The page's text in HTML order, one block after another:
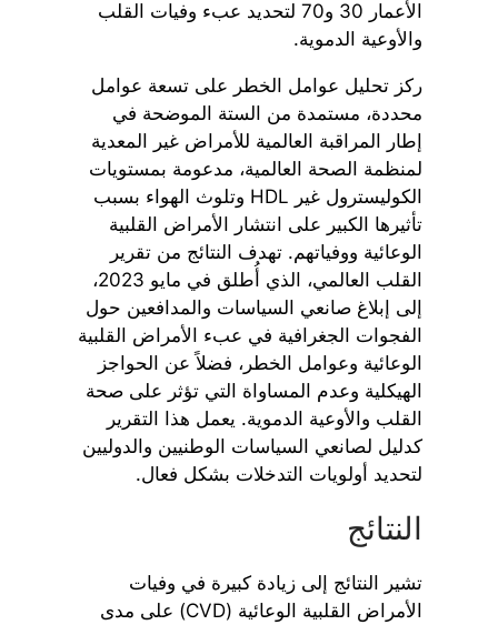
الأعمار 30 و70 لتحديد عبء وفيات القلب
والأوعية الدموية.
ركز تحليل عوامل الخطر على تسعة عوامل
محددة، مستمدة من الستة الموضحة في
إطار المراقبة العالمية للأمراض غير المعدية
لمنظمة الصحة العالمية، مدعومة بمستويات
الكوليسترول غير HDL وتلوث الهواء بسبب
تأثيرها الكبير على انتشار الأمراض القلبية
الوعائية ووفياتهم. تهدف النتائج من تقرير
القلب العالمي، الذي أُطلق في مايو 2023،
إلى إبلاغ صانعي السياسات والمدافعين حول
الفجوات الجغرافية في عبء الأمراض القلبية
الوعائية وعوامل الخطر، فضلاً عن الحواجز
الهيكلية وعدم المساواة التي تؤثر على صحة
القلب والأوعية الدموية. يعمل هذا التقرير
كدليل لصانعي السياسات الوطنيين والدوليين
لتحديد أولويات التدخلات بشكل فعال.
النتائج
تشير النتائج إلى زيادة كبيرة في وفيات
الأمراض القلبية الوعائية (CVD) على مدى